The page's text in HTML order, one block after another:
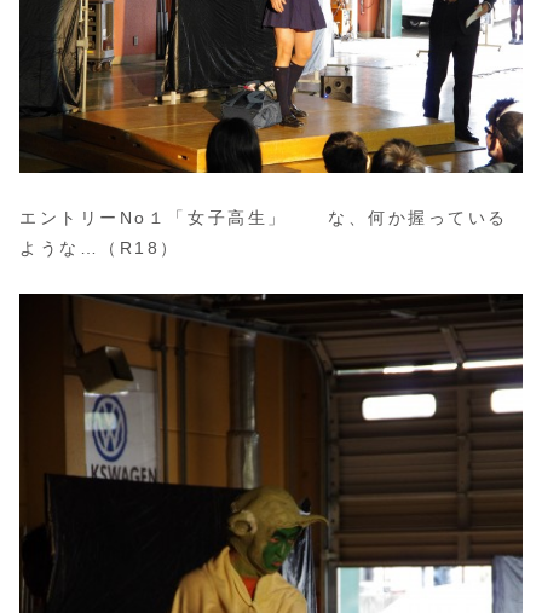
エントリーNo１「女子高生」 な、何か握っている
ような…（R18）